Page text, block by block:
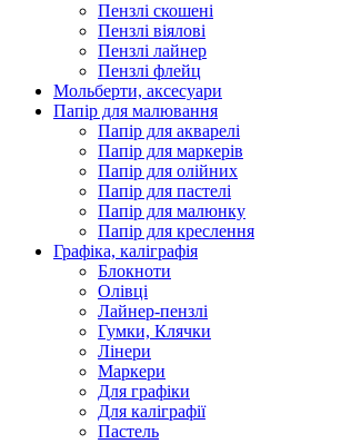
Пензлі скошені
Пензлі віялові
Пензлі лайнер
Пензлі флейц
Мольберти, аксесуари
Папір для малювання
Папір для акварелі
Папір для маркерів
Папір для олійних
Папір для пастелі
Папір для малюнку
Папір для креслення
Графіка, каліграфія
Блокноти
Олівці
Лайнер-пензлі
Гумки, Клячки
Лінери
Маркери
Для графіки
Для каліграфії
Пастель